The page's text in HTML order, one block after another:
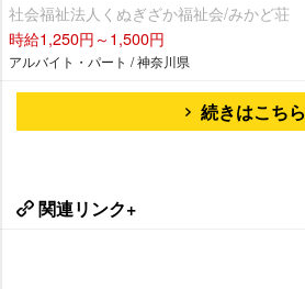
社会福祉法人くぬぎざか福祉会/みかど荘
時給1,250円～1,500円
アルバイト・パート / 神奈川県
続きはこちら
関連リンク+